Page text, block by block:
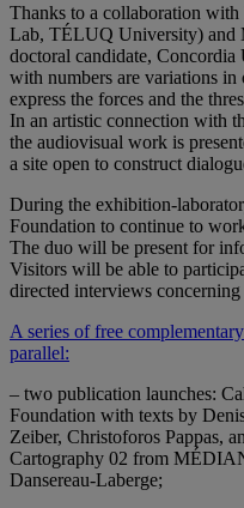
Thanks to a collaboration
Lab, TÉLUQ University) and
doctoral candidate,
with numbers are variations in
express the forces and the
In an artistic connection with
the audiovisual work is
a site open to construct
During the exhibition-
Foundation to continue to
The duo will be present for
Visitors will be able to
directed interviews
A series of free
parallel:
– two publication launches:
Foundation with texts by
Zeiber, Christoforos Pappas,
Cartography 02 from
Dansereau-Laberge;